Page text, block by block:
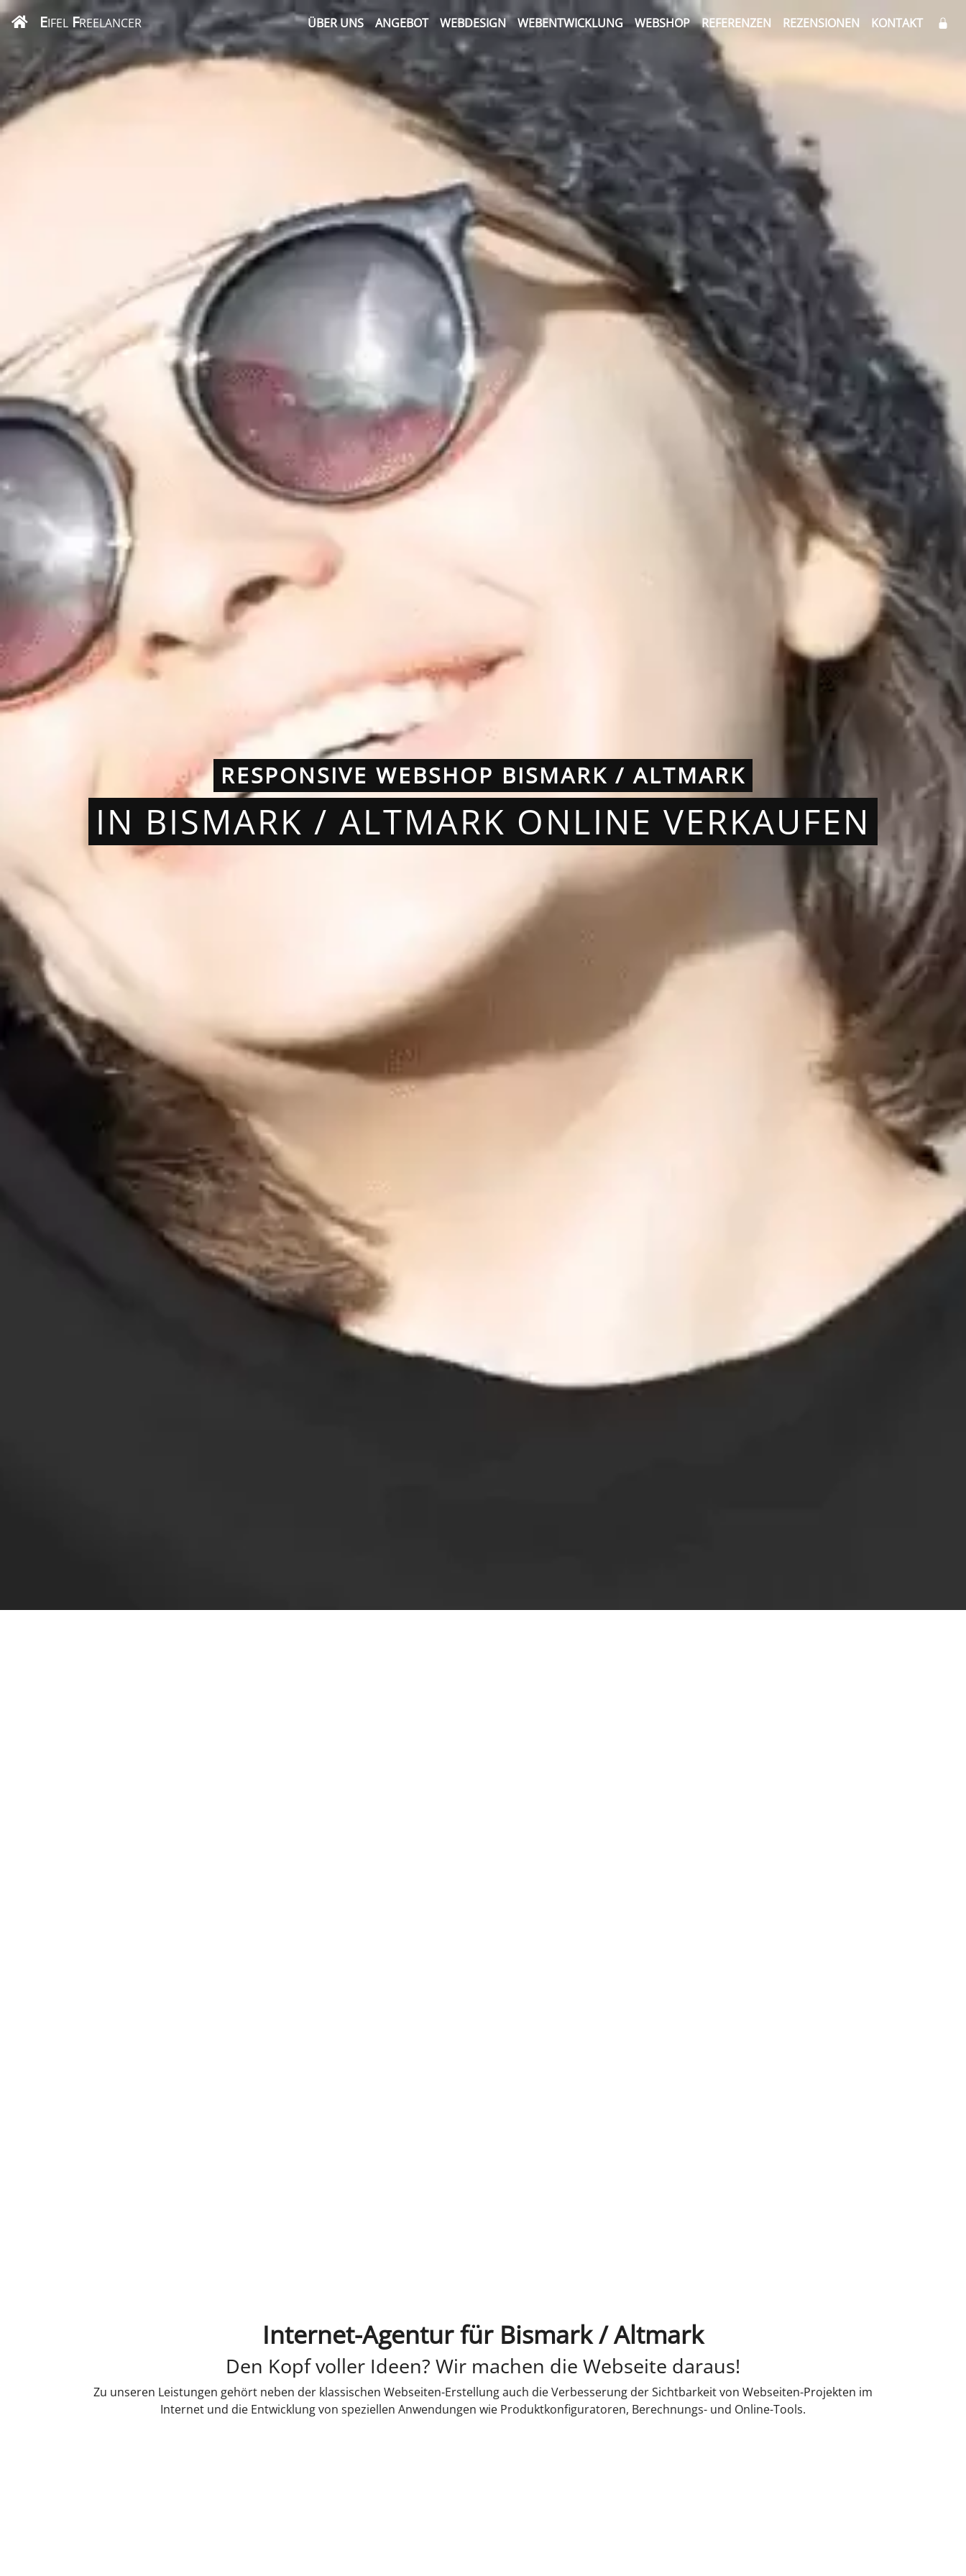
EIFEL FREELANCER ÜBER UNS ANGEBOT WEBDESIGN WEBENTWICKLUNG WEBSHOP REFERENZEN REZENSIONEN KONTAKT
RESPONSIVE WEBSHOP BISMARK / ALTMARK
IN BISMARK / ALTMARK ONLINE VERKAUFEN
Internet-Agentur für Bismark / Altmark
Den Kopf voller Ideen? Wir machen die Webseite daraus!
Zu unseren Leistungen gehört neben der klassischen Webseiten-Erstellung auch die Verbesserung der Sichtbarkeit von Webseiten-Projekten im
Internet und die Entwicklung von speziellen Anwendungen wie Produktkonfiguratoren, Berechnungs- und Online-Tools.